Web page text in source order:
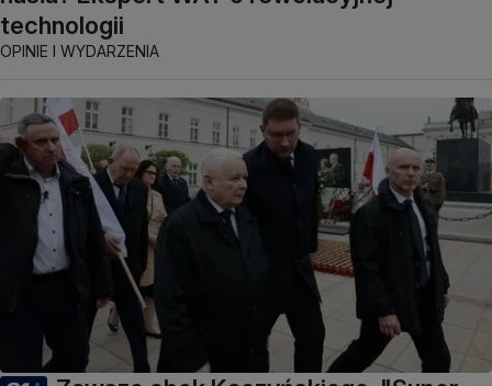
technologii
OPINIE I WYDARZENIA